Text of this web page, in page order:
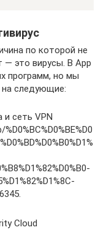
по которой не
— это вирусы. В App
программ, но мы
на следующие:
сеть VPN
Cloud